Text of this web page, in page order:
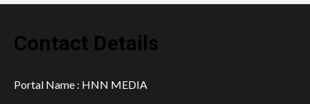
Contact Details
Portal Name : HNN MEDIA